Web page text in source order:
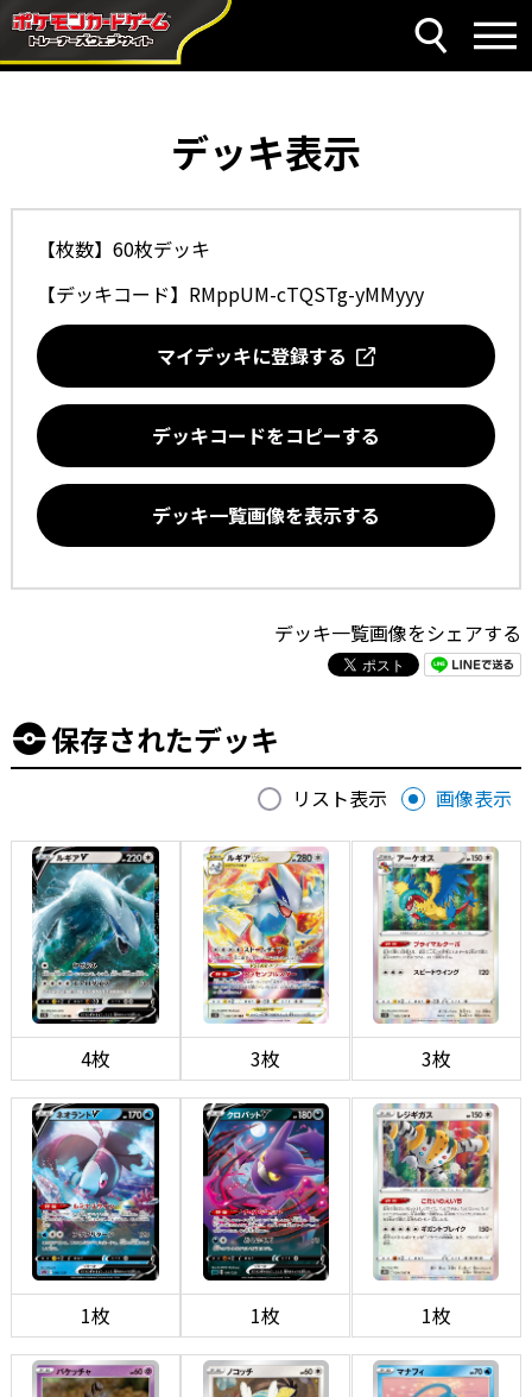
デッキ表示
【枚数】60枚デッキ
【デッキコード】 RMppUM-cTQSTg-yMMyyy
マイデッキに登録する
デッキコードをコピーする
デッキ一覧画像を表示する
デッキ一覧画像をシェアする
保存されたデッキ
リスト表示 画像表示
4枚 3枚 3枚
1枚 1枚 1枚